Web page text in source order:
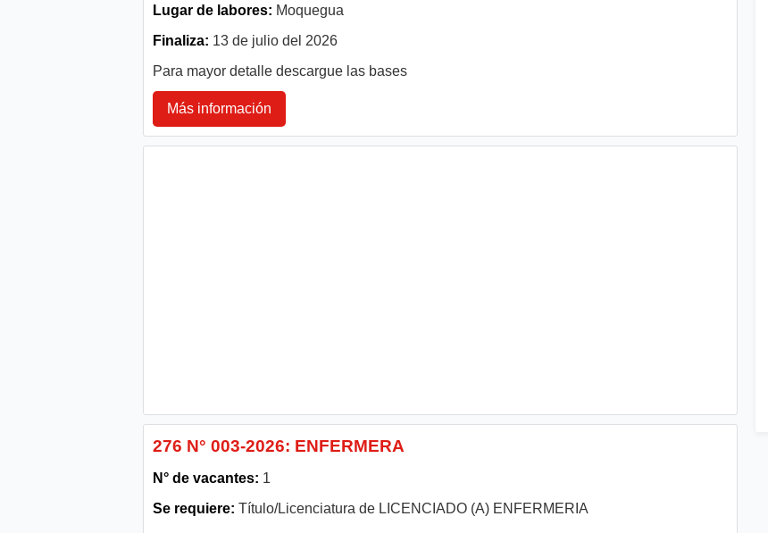
Lugar de labores: Moquegua
Finaliza: 13 de julio del 2026
Para mayor detalle descargue las bases
Más información
276 N° 003-2026: ENFERMERA
N° de vacantes: 1
Se requiere: Título/Licenciatura de LICENCIADO (A) ENFERMERIA